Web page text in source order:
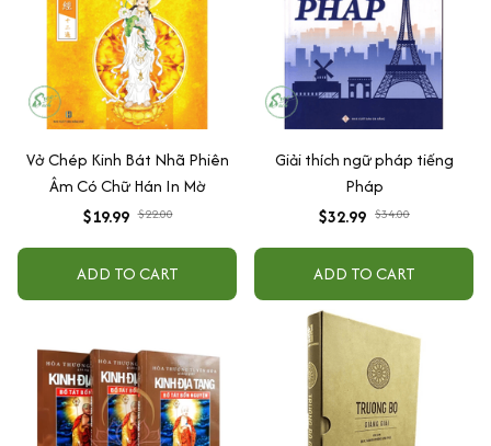
Vở Chép Kinh Bát Nhã Phiên
Âm Có Chữ Hán In Mờ
$19.99 $22.00
ADD TO CART
Giải thích ngữ pháp tiếng
Pháp
$32.99 $34.00
ADD TO CART